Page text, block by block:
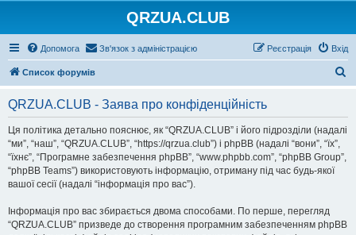
QRZUA.CLUB
Допомога Зв'язок з адміністрацією Вхід
Реєстрація
Список форумів
QRZUA.CLUB - Заява про конфіденційність
Ця політика детально пояснює, як “QRZUA.CLUB” і його підрозділи (надалі
“ми”, “наш”, “QRZUA.CLUB”, “https://qrzua.club”) і phpBB (надалі “вони”, “їх”,
“їхнє”, “Програмне забезпечення phpBB”, “www.phpbb.com”, “phpBB Group”,
“phpBB Teams”) використовують інформацію, отриману під час будь-якої
вашої сесії (надалі “інформація про вас”).
Інформація про вас збирається двома способами. По перше, перегляд
“QRZUA.CLUB” призведе до створення програмним забезпеченням phpBB